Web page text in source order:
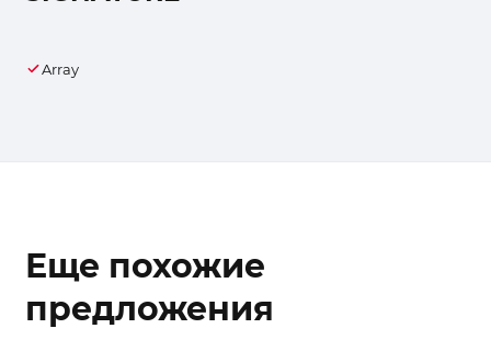
Array
Еще похожие
предложения